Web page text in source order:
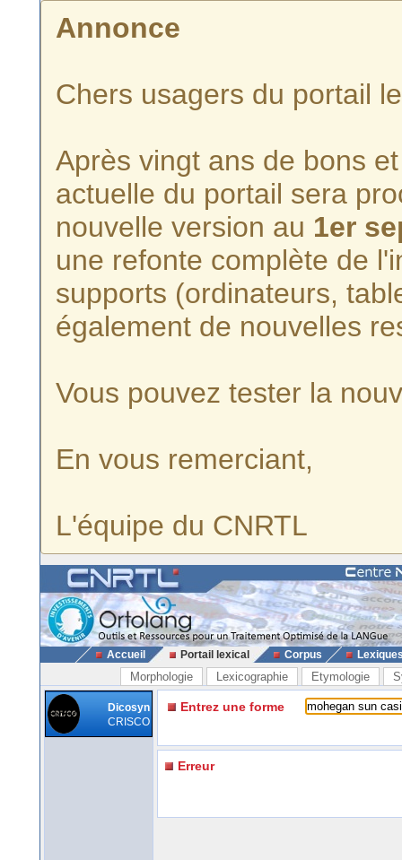
Annonce
Chers usagers du portail
Après vingt ans de bons
actuelle du portail sera
nouvelle version au 1er
une refonte complète de
supports (ordinateurs,
également de nouvelles
Vous pouvez tester la
En vous remerciant,
L'équipe du CNRTL
Accueil Portail lexical Corpus
Morphologie Lexicographie Etymologie
Dicosyn
CRISCO
Entrez une forme
Erreur